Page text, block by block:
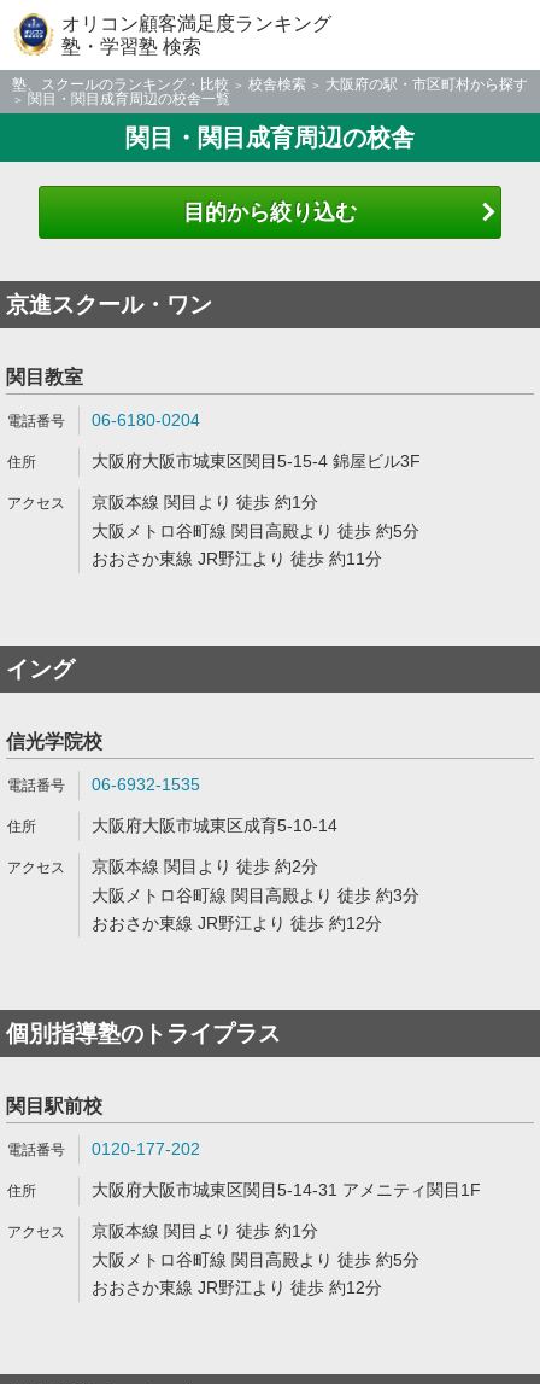
オリコン顧客満足度ランキング
塾・学習塾 検索
塾、スクールのランキング・比較 校舎検索
大阪府の駅・市区町村から探す
関目・関目成育周辺の校舎一覧
関目・関目成育周辺の校舎
目的から絞り込む
京進スクール・ワン
関目教室
06-6180-0204
大阪府大阪市城東区関目5-15-4 錦屋ビル3F
京阪本線 関目より 徒歩 約1分
大阪メトロ谷町線 関目高殿より 徒歩 約5分
おおさか東線 JR野江より 徒歩 約11分
イング
信光学院校
06-6932-1535
大阪府大阪市城東区成育5-10-14
京阪本線 関目より 徒歩 約2分
大阪メトロ谷町線 関目高殿より 徒歩 約3分
おおさか東線 JR野江より 徒歩 約12分
個別指導塾のトライプラス
関目駅前校
0120-177-202
大阪府大阪市城東区関目5-14-31 アメニティ関目1F
京阪本線 関目より 徒歩 約1分
大阪メトロ谷町線 関目高殿より 徒歩 約5分
おおさか東線 JR野江より 徒歩 約12分